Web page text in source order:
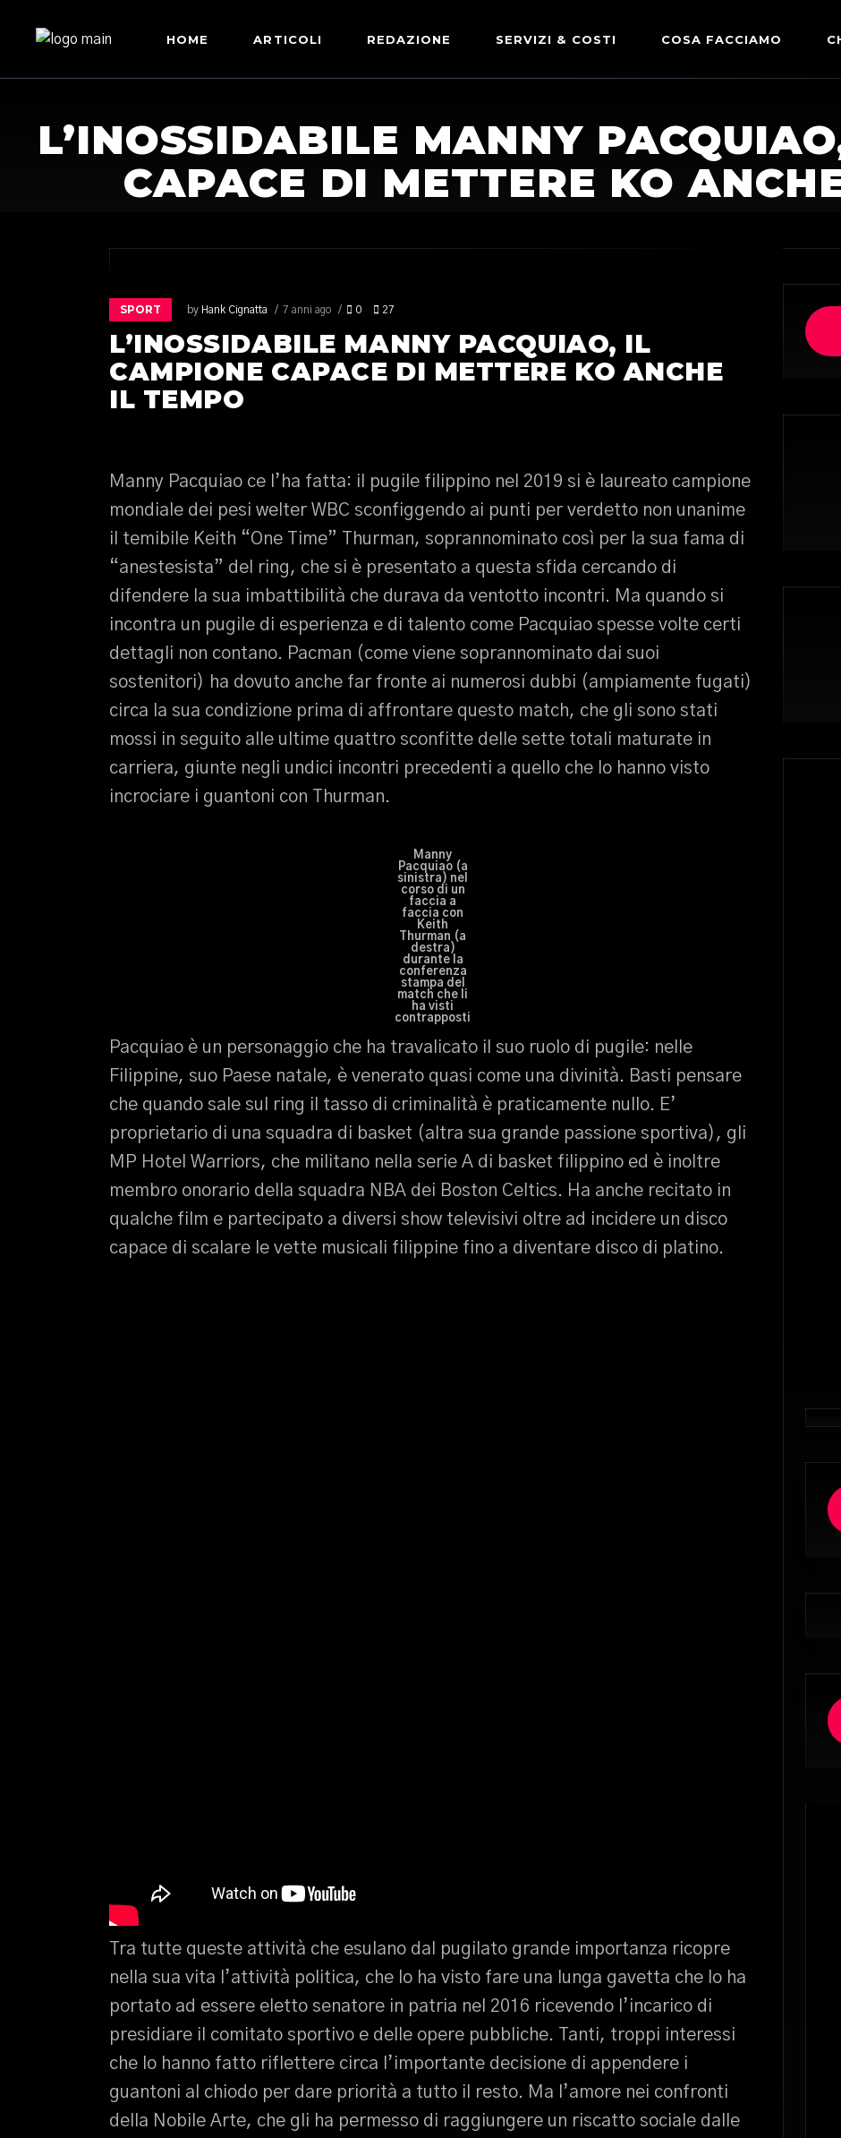
HOME ARTICOLI REDAZIONE SERVIZI & COSTI
LE NOSTRE PARTNERSHIP
COMUNICAZIONE EXPRESS
COSA FACCIAMO
L’INOSSIDABILE MANNY
CAPACE DI METTERE KO
SPORT by Hank Cignatta 7 anni ago 0 27
L’INOSSIDABILE MANNY PACQUIAO, IL
CAMPIONE CAPACE DI METTERE KO ANCHE
IL TEMPO
Manny Pacquiao ce l’ha fatta: il pugile filippino nel 2019 si è laureato campione
mondiale dei pesi welter WBC sconfiggendo ai punti per verdetto non unanime
il temibile Keith “One Time” Thurman, soprannominato così per la sua fama di
“anestesista” del ring, che si è presentato a questa sfida cercando di
difendere la sua imbattibilità che durava da ventotto incontri. Ma quando si
incontra un pugile di esperienza e di talento come Pacquiao spesse volte certi
dettagli non contano. Pacman (come viene soprannominato dai suoi
sostenitori) ha dovuto anche far fronte ai numerosi dubbi (ampiamente fugati)
circa la sua condizione prima di affrontare questo match, che gli sono stati
mossi in seguito alle ultime quattro sconfitte delle sette totali maturate in
carriera, giunte negli undici incontri precedenti a quello che lo hanno visto
incrociare i guantoni con Thurman.
Manny
Pacquiao (a
sinistra) nel
corso di un
faccia a
faccia con
Keith
Thurman (a
destra)
durante la
conferenza
stampa del
match che li
ha visti
contrapposti
Pacquiao è un personaggio che ha travalicato il suo ruolo di pugile: nelle
Filippine, suo Paese natale, è venerato quasi come una divinità. Basti pensare
che quando sale sul ring il tasso di criminalità è praticamente nullo. E’
proprietario di una squadra di basket (altra sua grande passione sportiva), gli
MP Hotel Warriors, che militano nella serie A di basket filippino ed è inoltre
membro onorario della squadra NBA dei Boston Celtics. Ha anche recitato in
qualche film e partecipato a diversi show televisivi oltre ad incidere un disco
capace di scalare le vette musicali filippine fino a diventare disco di platino.
Tra tutte queste attività che esulano dal pugilato grande importanza ricopre
nella sua vita l’attività politica, che lo ha visto fare una lunga gavetta che lo ha
portato ad essere eletto senatore in patria nel 2016 ricevendo l’incarico di
presidiare il comitato sportivo e delle opere pubbliche. Tanti, troppi interessi
che lo hanno fatto riflettere circa l’importante decisione di appendere i
guantoni al chiodo per dare priorità a tutto il resto. Ma l’amore nei confronti
della Nobile Arte, che gli ha permesso di raggiungere un riscatto sociale dalle